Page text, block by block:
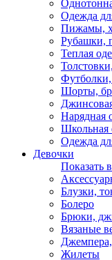
Одежда
Пижамы,
Рубашки,
Теплая
Шорты,
Нарядная
Школьная
Одежда
Девочки
Показать
Блузки,
Болеро
Брюки,
Вязаные
Джемпера,
Жилеты